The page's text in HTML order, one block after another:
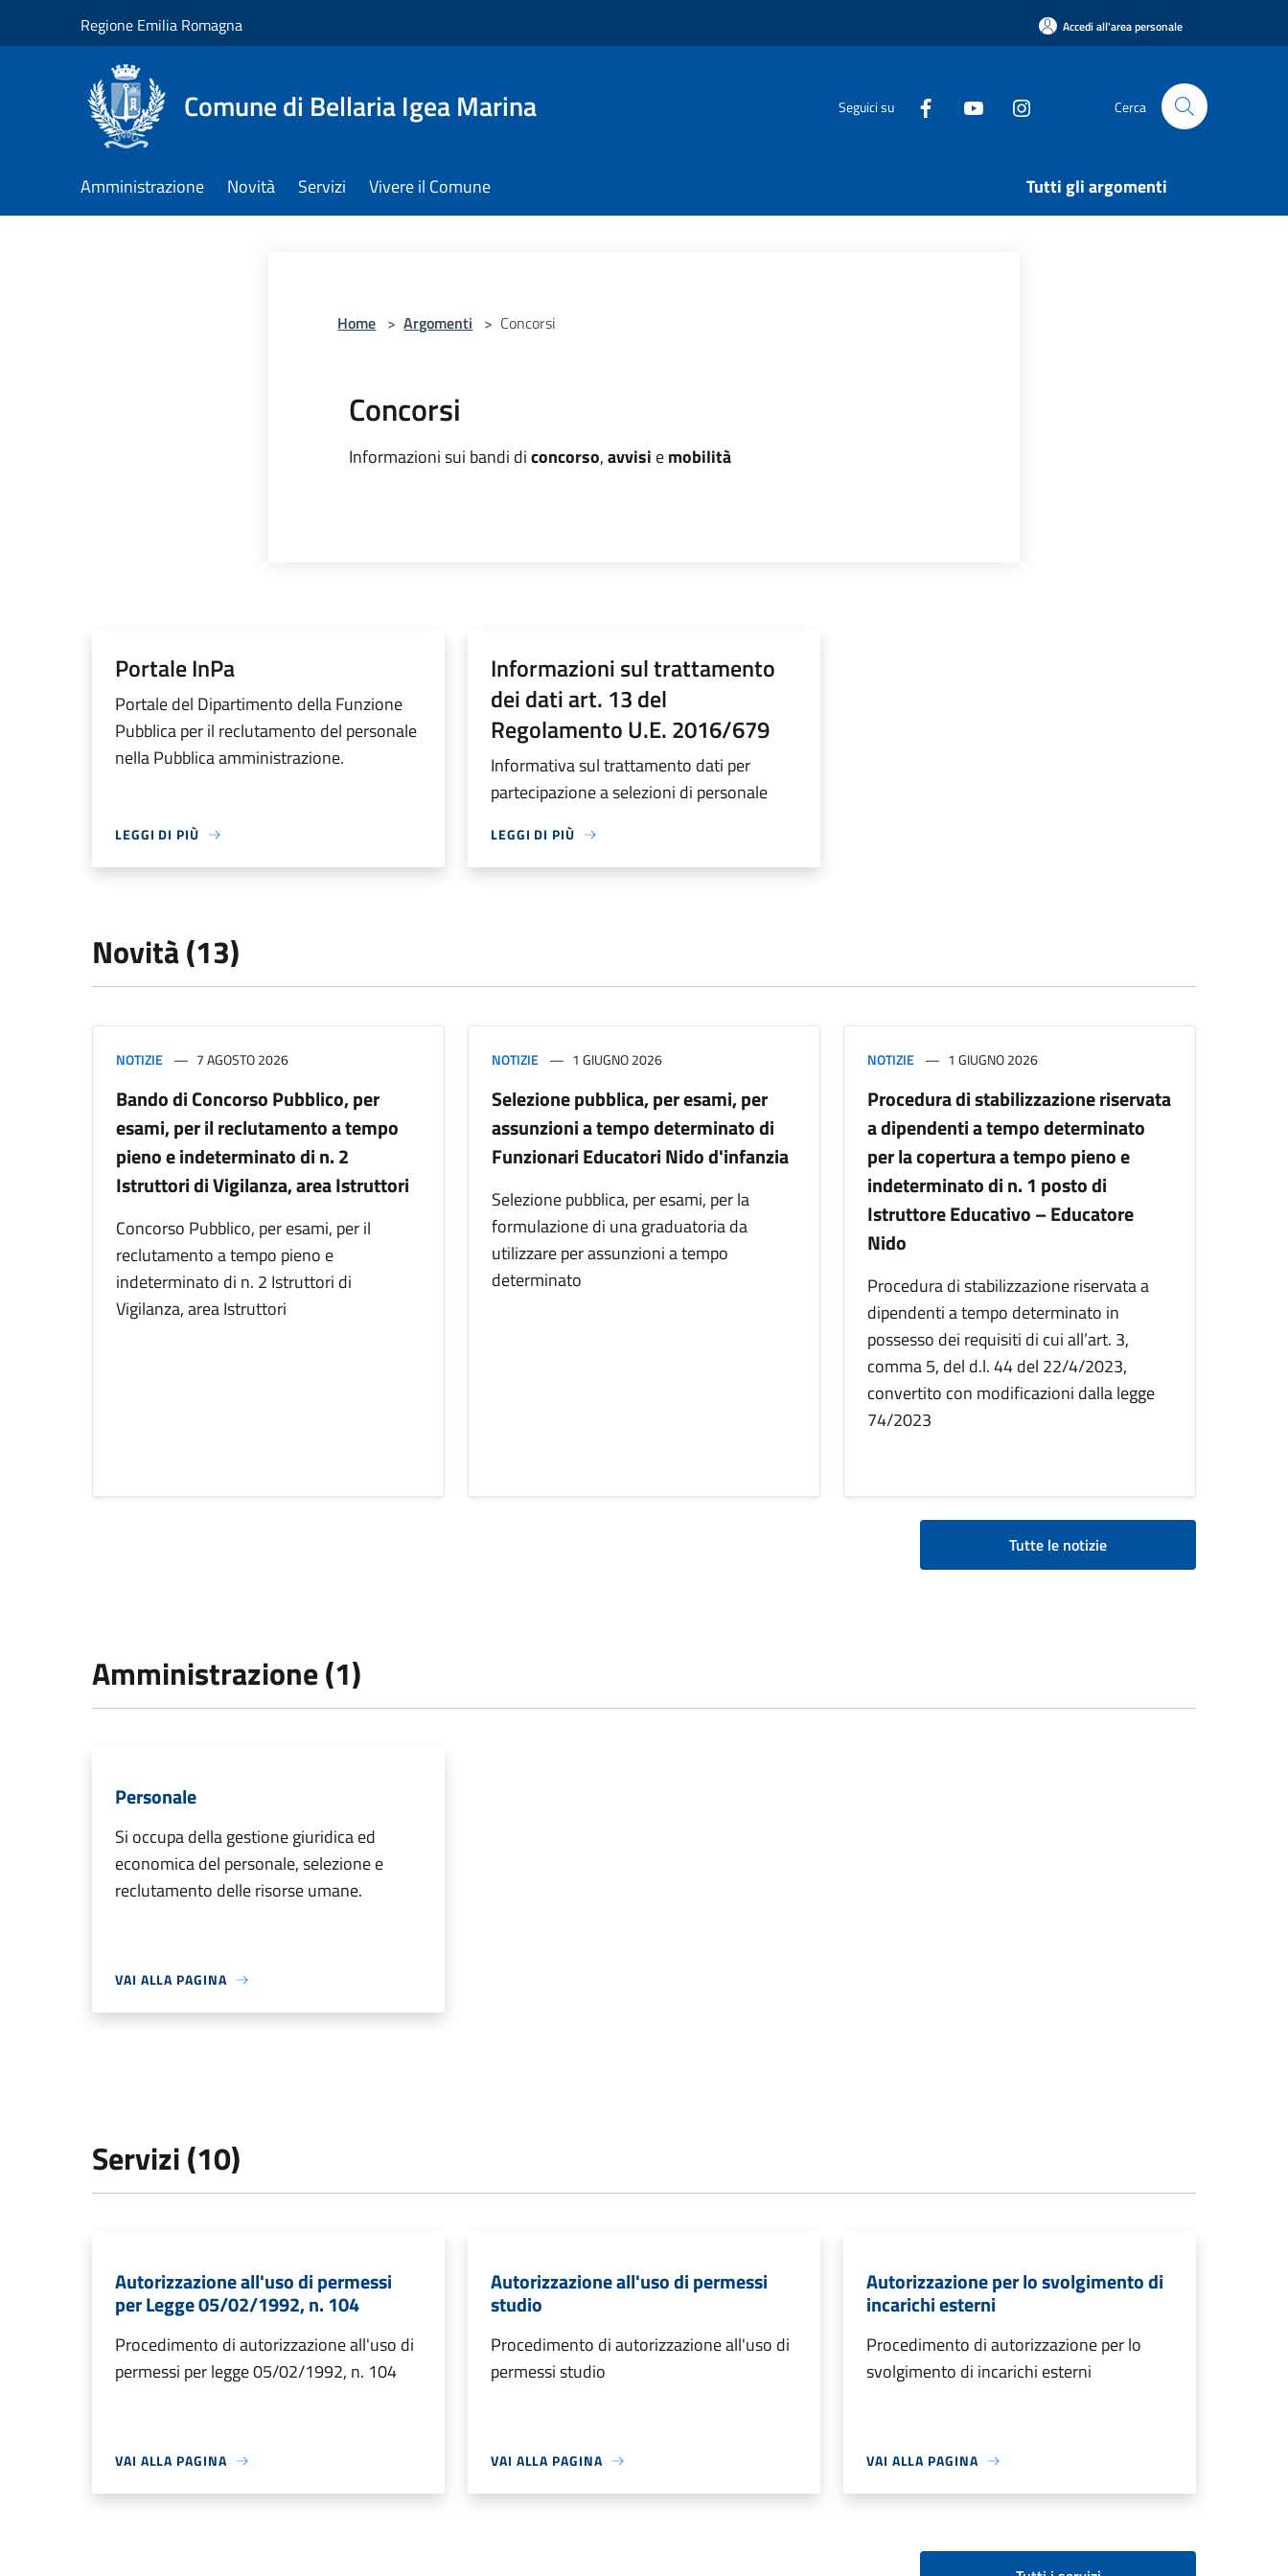
Regione Emilia Romagna Accedi all'area personale
Comune di Bellaria Igea Marina Seguici su Cerca
Amministrazione Novità Servizi Vivere il Comune Tutti gli argomenti
Home > Argomenti > Concorsi
Concorsi
Informazioni sui bandi diconcorso,avvisi emobilità
Portale InPa
Portale del Dipartimento della Funzione
Pubblica per il reclutamento del personale
nella Pubblica amministrazione.
LEGGI DI PIÙ
Informazioni sul trattamento
dei dati art. 13 del
Regolamento U.E. 2016/679
Informativa sul trattamento dati per
partecipazione a selezioni di personale
LEGGI DI PIÙ
Novità (13)
NOTIZIE 7 AGOSTO 2026
Bando di Concorso Pubblico, per
esami, per il reclutamento a tempo
pieno e indeterminato di n. 2
Istruttori di Vigilanza, area Istruttori
Concorso Pubblico, per esami, per il
reclutamento a tempo pieno e
indeterminato di n. 2 Istruttori di
Vigilanza, area Istruttori
NOTIZIE 1 GIUGNO 2026
Selezione pubblica, per esami, per
assunzioni a tempo determinato di
Funzionari Educatori Nido d'infanzia
Selezione pubblica, per esami, per la
formulazione di una graduatoria da
utilizzare per assunzioni a tempo
determinato
NOTIZIE 1 GIUGNO 2026
Procedura di stabilizzazione riservata
a dipendenti a tempo determinato
per la copertura a tempo pieno e
indeterminato di n. 1 posto di
Istruttore Educativo – Educatore
Nido
Procedura di stabilizzazione riservata a
dipendenti a tempo determinato in
possesso dei requisiti di cui all’art. 3,
comma 5, del d.l. 44 del 22/4/2023,
convertito con modificazioni dalla legge
74/2023
Tutte le notizie
Amministrazione (1)
Personale
Si occupa della gestione giuridica ed
economica del personale, selezione e
reclutamento delle risorse umane.
VAI ALLA PAGINA
Servizi (10)
Autorizzazione all'uso di permessi
per Legge 05/02/1992, n. 104
Procedimento di autorizzazione all'uso di
permessi per legge 05/02/1992, n. 104
VAI ALLA PAGINA
Autorizzazione all'uso di permessi
studio
Procedimento di autorizzazione all'uso di
permessi studio
VAI ALLA PAGINA
Autorizzazione per lo svolgimento di
incarichi esterni
Procedimento di autorizzazione per lo
svolgimento di incarichi esterni
VAI ALLA PAGINA